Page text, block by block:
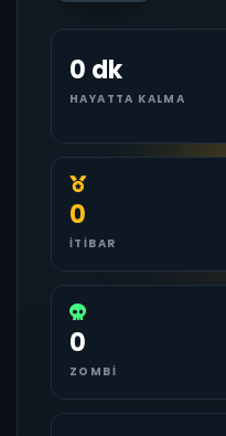
0 dk
HAYATTA KALMA
0
İTIBAR
0
ZOMBI